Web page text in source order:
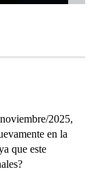
2025,
en la
que este